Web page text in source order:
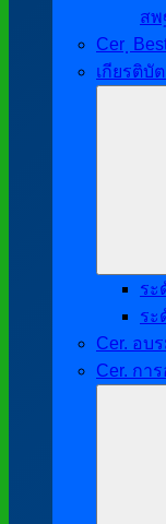
สพ
Cer
เกียรติบั
ระ
ระ
Cer. อบ
Cer. กา